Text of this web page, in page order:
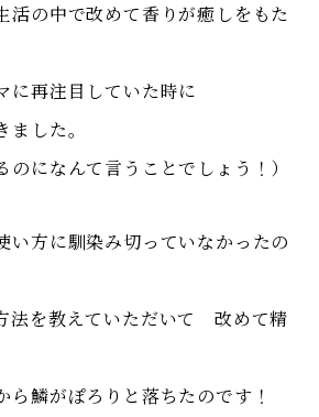
の中で改めて香りが癒しをもた
に再注目していた時に
した。
のになんて言うことでしょう！）
い方に馴染み切っていなかったの
法を教えていただいて 改めて精
ら鱗がぽろりと落ちたのです！